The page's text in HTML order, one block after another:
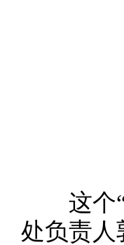
这个“
处负责人